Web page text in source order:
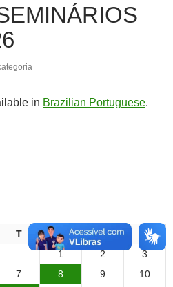
in Brazilian Portuguese.
T F S
S
1
2
3
7 8 9
10